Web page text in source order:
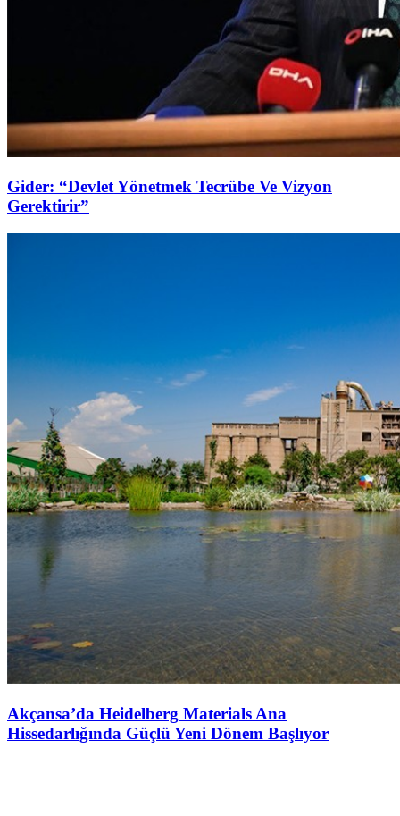
Gider: “Devlet Yönetmek Tecrübe Ve Vizyon
Gerektirir”
Akçansa’da Heidelberg Materials Ana
Hissedarlığında Güçlü Yeni Dönem Başlıyor